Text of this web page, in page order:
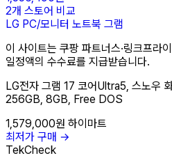
2개 스토어 비교
LG PC/모니터 노트북 그램
이 사이트는 쿠팡 파트너스·링크프라
일정액의 수수료를 지급받습니다.
LG전자 그램 17 코어Ultra5, 스노우
256GB, 8GB, Free DOS
1,579,000원 하이마트
최저가 구매 →
TekCheck